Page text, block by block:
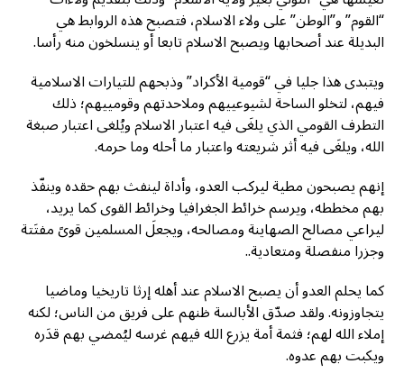
“القوم” و”الوطن” على ولاء الاسلام، فتصبح هذه الروابط هي
البديلة عند أصحابها ويصبح الاسلام تابعا أو ينسلخون منه رأسا.
ويتبدى هذا جليا في “قومية الأكراد” وذبحهم للتيارات الاسلامية
فيهم، لتخلو الساحة لشيوعييهم وملاحدتهم وقومييهم؛ ذلك
التطرف القومي الذي يلغَى فيه اعتبار الاسلام ويُلغى اعتبار صبغة
الله، ويلغَى فيه أثر شريعته واعتبار ما أحله وما حرمه.
إنهم يصبحون مطية ليركب العدو، وأداة لينفث بهم حقده وينفّذ
بهم مخططه، ويرسم خرائط الجغرافيا وخرائط القوى كما يريد،
ليراعي مصالح الصهاينة ومصالحه، ويجعلَ المسلمين قوىً مفتَتة
وجزرا منفصلة ومتعادية..
كما يحلم العدو أن يصبح الاسلام عند أهله إرثا تاريخيا وماضيا
يتجاوزونه. ولقد صدّق الأبالسة ظنهم على فريق من الناس؛ لكنه
إملاء الله لهم؛ فثمة أمة يزرع الله فيهم غرسه ليُمضي بهم قدَره
ويكبت بهم عدوه.